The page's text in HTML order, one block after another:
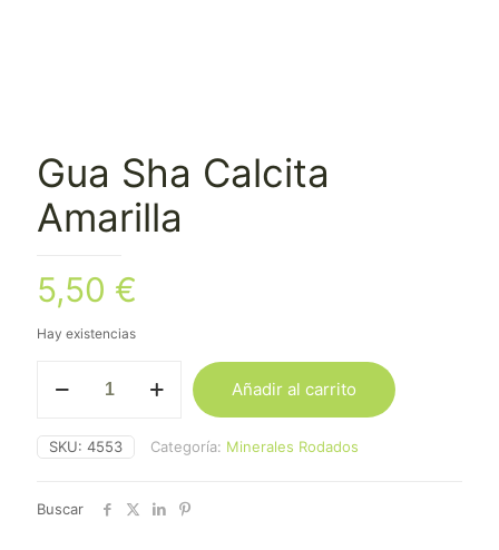
Gua Sha Calcita
Amarilla
5,50 €
Hay existencias
Sha
Amarilla
cantidad
Añadir al carrito
SKU: 4553 Categoría: Minerales Rodados
Buscar